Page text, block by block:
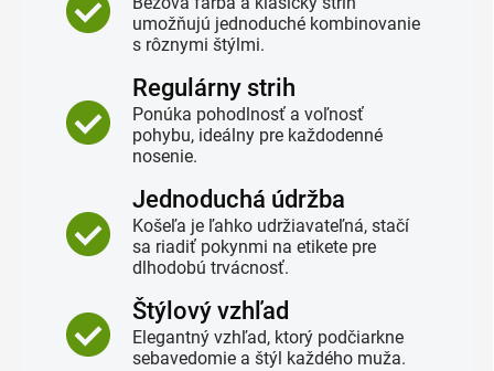
umožňujú jednoduché kombinovanie
s rôznymi štýlmi.
Regulárny strih
Ponúka pohodlnosť a voľnosť
pohybu, ideálny pre každodenné
nosenie.
Jednoduchá údržba
Košeľa je ľahko udržiavateľná, stačí
sa riadiť pokynmi na etikete pre
dlhodobú trvácnosť.
Štýlový vzhľad
Elegantný vzhľad, ktorý podčiarkne
sebavedomie a štýl každého muža.